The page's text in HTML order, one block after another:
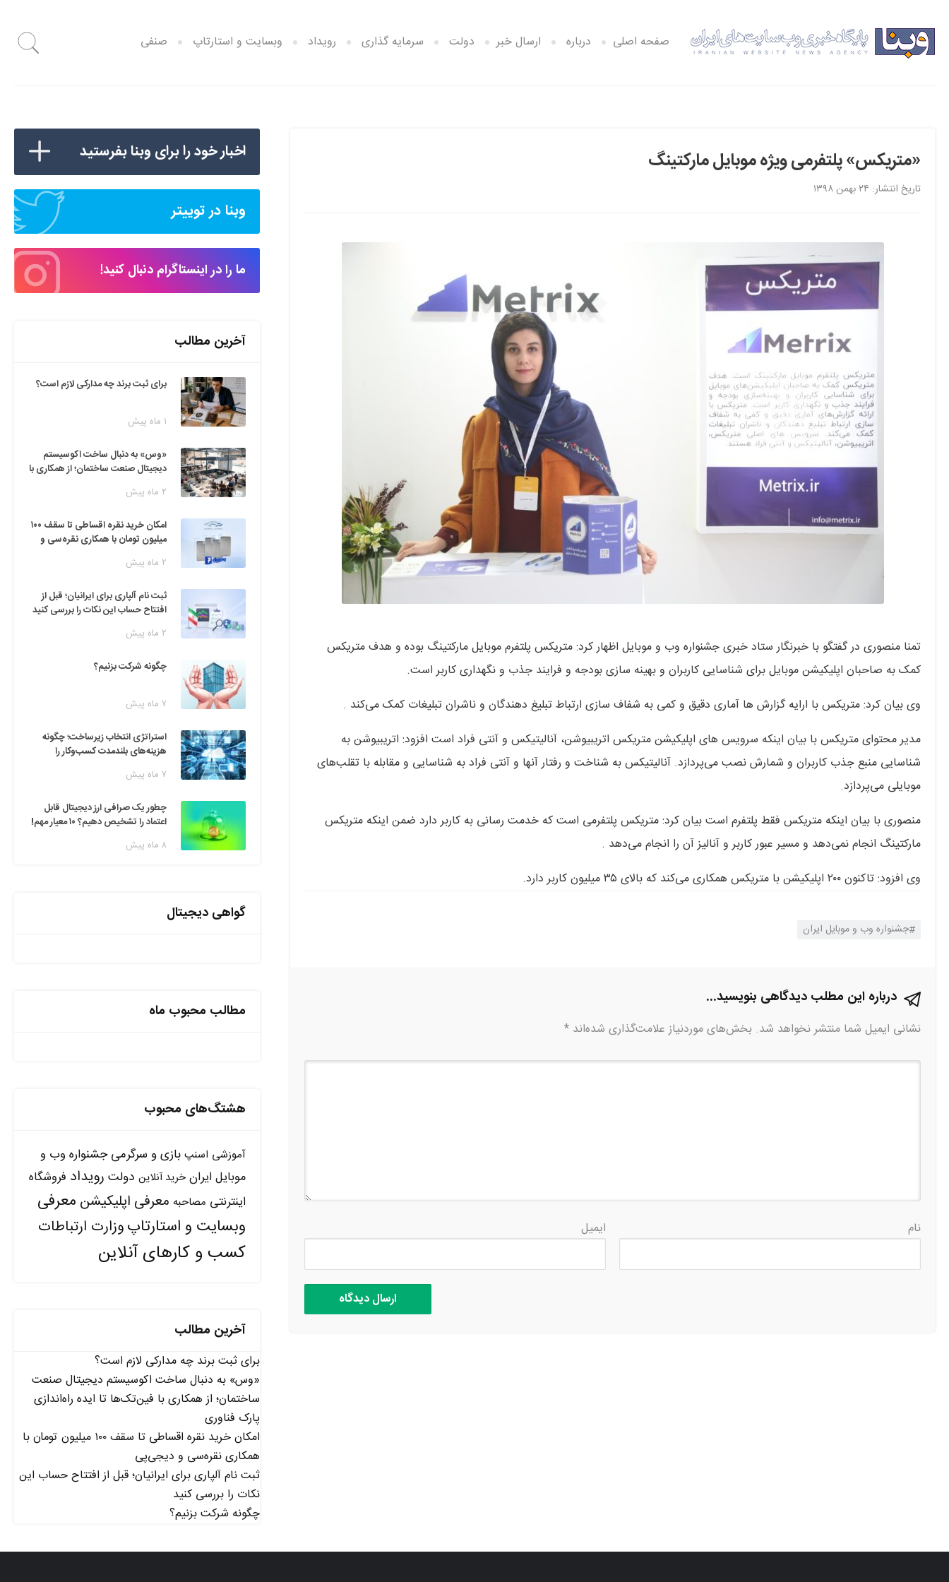
صفحه اصلی درباره ارسال خبر دولت سرمایه گذاری رویداد وبسایت و استارتاپ صنفی
«متریکس» پلتفرمی ویژه موبایل مارکتینگ
تاریخ انتشار: ۲۴ بهمن ۱۳۹۸
تمنا منصوری در گفتگو با خبرنگار ستاد خبری جشنواره وب و موبایل اظهار کرد: متریکس ‌پلتفرم موبایل مارکتینگ بوده و هدف متریکس
کمک به صاحبان اپلیکیشن موبایل برای شناسایی کاربران و بهینه سازی بودجه و فرایند جذب و نگهداری کاربر است.
وی بیان کرد: متریکس با ارایه گزارش ها آماری دقیق و کمی به شفاف سازی ارتباط تبلیغ دهندگان و ناشران تبلیغات کمک می‌کند .
مدیر محتوای متریکس با بیان اینکه سرویس های اپلیکیشن متریکس اتریبیوشن، آنالیتیکس و آنتی فراد است افزود: اتریبیوشن به
شناسایی منبع جذب کاربران و شمارش نصب می‌پردازد. آنالیتیکس به شناخت و رفتار آنها و آنتی فراد به شناسایی و مقابله با تقلب‌های
موبایلی می‌پردازد.
منصوری با بیان اینکه متریکس فقط پلتفرم است بیان کرد: متریکس پلتفرمی است که خدمت رسانی به کاربر دارد ضمن اینکه متریکس
مارکتینگ انجام نمی‌دهد و مسیر عبور کاربر و آنالیز آن را انجام می‌دهد .
و‌ی افزود: تاکنون ۲۰۰ اپلیکیشن با متریکس همکاری می‌کند که بالای ۳۵ میلیون کاربر دارد.
جشنواره وب و موبایل ایران
درباره این مطلب دیدگاهی بنویسید...
نشانی ایمیل شما منتشر نخواهد شد. بخش‌های موردنیاز علامت‌گذاری شده‌اند *
نام ایمیل
اخبار خود را برای وبنا بفرستید
وبنا در توییتر
ما را در اینستاگرام دنبال کنید!
آخرین مطالب
برای ثبت برند چه مدارکی لازم است؟
۱ ماه پیش
«وس» به دنبال ساخت اکوسیستم
دیجیتال صنعت ساختمان؛ از همکاری با
فناوری۲ ماه پیش
امکان خرید نقره اقساطی تا سقف ۱۰۰
میلیون تومان با همکاری نقره‌سی و
۲ ماه پیش
ثبت نام آلپاری برای ایرانیان؛ قبل از
افتتاح حساب این نکات را بررسی کنید
۲ ماه پیش
چگونه شرکت بزنیم؟
۷ ماه پیش
استراتژی انتخاب زیرساخت؛ چگونه
هزینه‌های بلندمدت کسب‌وکار را
۷ ماه پیش
چطور یک صرافی ارز دیجیتال قابل
اعتماد را تشخیص دهیم؟ ۱۰ معیار مهم!
۸ ماه پیش
گواهی دیجیتال
مطالب محبوب ماه
هشتگ‌های محبوب
آموزشی اسنپ بازی و سرگرمی جشنواره وب و
موبایل ایران خرید آنلاین دولت رویداد فروشگاه
اینترنتی مصاحبه معرفی اپلیکیشن معرفی
وبسایت و استارتاپوزارت ارتباطات
کسب و کارهای آنلاین
آخرین مطالب
برای ثبت برند چه مدارکی لازم است؟
«وس» به دنبال ساخت اکوسیستم دیجیتال صنعت
ساختمان؛ از همکاری با فین‌تک‌ها تا ایده راه‌اندازی
پارک فناوری
امکان خرید نقره اقساطی تا سقف ۱۰۰ میلیون تومان با
همکاری نقره‌سی و دیجی‌پی
ثبت نام آلپاری برای ایرانیان؛ قبل از افتتاح حساب این
نکات را بررسی کنید
چگونه شرکت بزنیم؟